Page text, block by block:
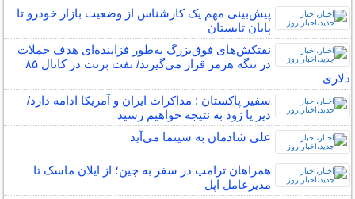
پیش‌بینی مهم یک کارشناس از وضعیت بازار خودرو تا
پایان تابستان
نفتکش‌های فوق‌بزرگ به‌طور فزاینده‌ای هدف حملات
در تنگه هرمز قرار می‌گیرند/ نفت برنت در کانال ۸۵
دلاری
سفیر پاکستان : مذاکرات ایران و آمریکا ادامه دارد/
دیر یا زود به نتیجه خواهیم رسید
علی شادمان به سینما می‌آید
همراهان ترامپ در سفر به چین؛ از ایلان ماسک تا
مدیرعامل اپل